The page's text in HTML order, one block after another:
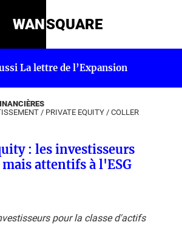
WANSQUARE
La lettre de l’Expansion
/ PRIVATE EQUITY / COLLER
: les investisseurs
attentifs à l'ESG
pour la classe d'actifs